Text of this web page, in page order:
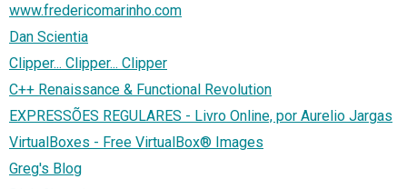
www.fredericomarinho.com
Dan Scientia
Clipper... Clipper... Clipper
C++ Renaissance & Functional Revolution
EXPRESSÕES REGULARES - Livro Online, por Aurelio Jargas
VirtualBoxes - Free VirtualBox® Images
Greg's Blog